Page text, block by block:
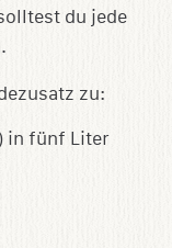
du jede
zu:
in fünf Liter